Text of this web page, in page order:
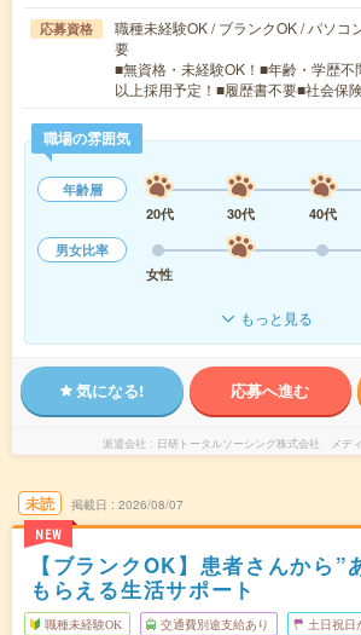
応募資格
職種未経験OK / ブランクOK / パソコ
要
■無資格・未経験OK！■年齢・学歴不
以上採用予定！■履歴書不要■社会保
職場の雰囲気
年齢層
20代
30代 40代
男女比率
女性
もっと見る
気になる! 応募へ進む
派遣会社 日研トータルソーシング株式会社 メデ
未読
NEW
掲載日 2026/08/07
【ブランクOK】患者さんから”
もらえる生活サポート
職種未経験OK 交通費別途支給あり 土日祝日